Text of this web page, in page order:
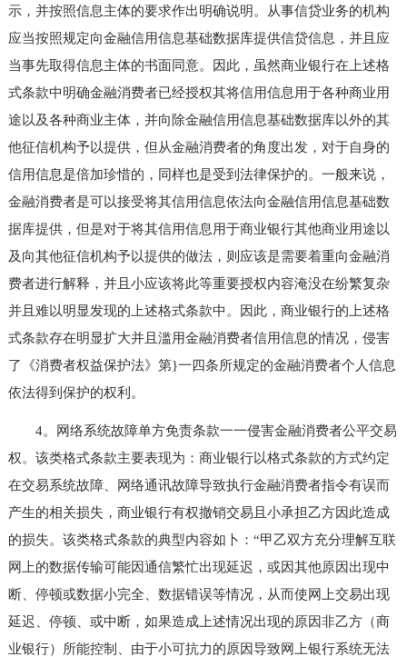
示，并按照信息主体的要求作出明确说明。从事信贷业务的机构
应当按照规定向金融信用信息基础数据库提供信贷信息，并且应
当事先取得信息主体的书面同意。因此，虽然商业银行在上述格
式条款中明确金融消费者已经授权其将信用信息用于各种商业用
途以及各种商业主体，并向除金融信用信息基础数据库以外的其
他征信机构予以提供，但从金融消费者的角度出发，对于自身的
信用信息是倍加珍惜的，同样也是受到法律保护的。一般来说，
金融消费者是可以接受将其信用信息依法向金融信用信息基础数
据库提供，但是对于将其信用信息用于商业银行其他商业用途以
及向其他征信机构予以提供的做法，则应该是需要着重向金融消
费者进行解释，并且小应该将此等重要授权内容淹没在纷繁复杂
并且难以明显发现的上述格式条款中。因此，商业银行的上述格
式条款存在明显扩大并且滥用金融消费者信用信息的情况，侵害
了《消费者权益保护法》第}一四条所规定的金融消费者个人信息
依法得到保护的权利。
4。网络系统故障单方免责条款一一侵害金融消费者公平交易
权。该类格式条款主要表现为：商业银行以格式条款的方式约定
在交易系统故障、网络通讯故障导致执行金融消费者指令有误而
产生的相关损失，商业银行有权撤销交易且小承担乙方因此造成
的损失。该类格式条款的典型内容如卜：“甲乙双方充分理解互联
网上的数据传输可能因通信繁忙出现延迟，或因其他原因出现中
断、停顿或数据小完全、数据错误等情况，从而使网上交易出现
延迟、停顿、或中断，如果造成上述情况出现的原因非乙方（商
业银行）所能控制、由于小可抗力的原因导致网上银行系统无法